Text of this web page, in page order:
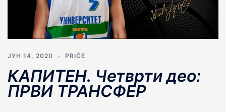
ЈУН 14, 2020 PRIČE
КАПИТЕН. Четврти део:
ПРВИ ТРАНСФЕР